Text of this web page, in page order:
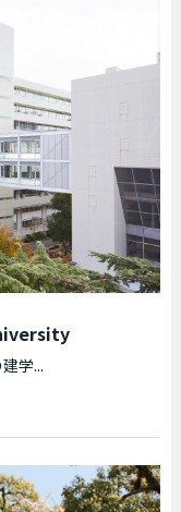
学...